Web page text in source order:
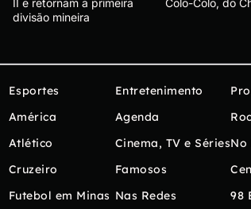
divisão mineira
Esportes
América
Atlético
Cruzeiro
Futebol em Minas
Entretenimento
Agenda
Cinema, TV e Séries
Famosos
Nas Redes
No
98